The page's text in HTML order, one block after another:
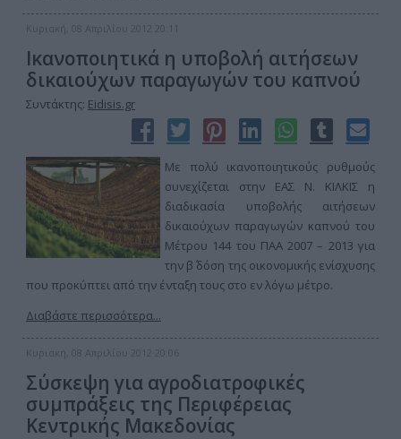
Κυριακή, 08 Απριλίου 2012 20:11
Ικανοποιητικά η υποβολή αιτήσεων
δικαιούχων παραγωγών του καπνού
Συντάκτης: Eidisis.gr
Με πολύ ικανοποιητικούς ρυθμούς
συνεχίζεται στην ΕΑΣ Ν. ΚΙΛΚΙΣ η
διαδικασία υποβολής αιτήσεων
δικαιούχων παραγωγών καπνού του
Μέτρου 144 του ΠΑΑ 2007 – 2013 για
την β΄ δόση της οικονομικής ενίσχυσης
που προκύπτει από την ένταξη τους στο εν λόγω μέτρο.
Διαβάστε περισσότερα...
Κυριακή, 08 Απριλίου 2012 20:06
Σύσκεψη για αγροδιατροφικές
συμπράξεις της Περιφέρειας
Κεντρικής Μακεδονίας